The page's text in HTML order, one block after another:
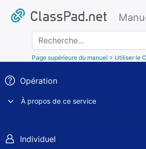
Recherche
Page supérieure du manuel > Utiliser le
Opération
À propos de ce service
Individuel